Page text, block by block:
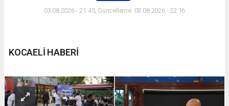
03.08.2026 - 21:45, Güncelleme: 03.08.2026 - 22:16
KOCAELİ HABERİ